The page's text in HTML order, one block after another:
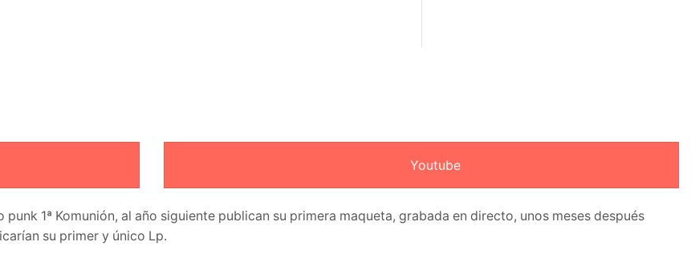
Youtube
1ª Komunión, al año siguiente publican su primera maqueta, grabada en directo, unos meses después
su primer y único Lp.